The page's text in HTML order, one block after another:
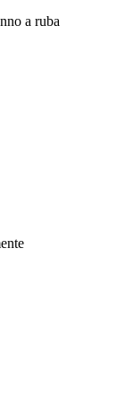
a ruba